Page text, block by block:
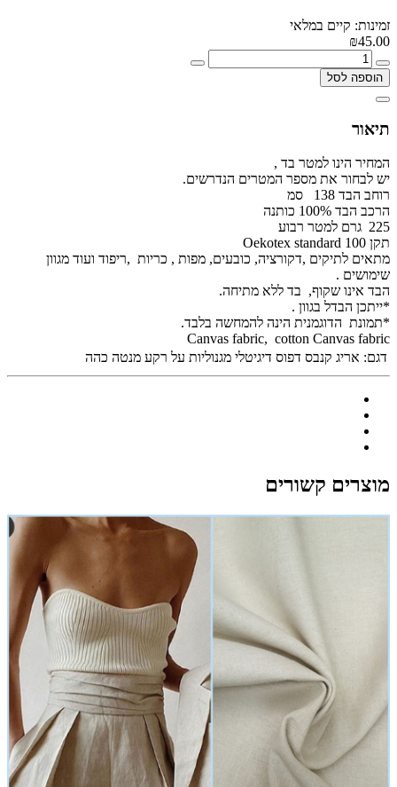
זמינות: קיים במלאי
₪45.00
הוספה לסל
תיאור
המחיר הינו למטר בד ,
יש לבחור את מספר המטרים הנדרשים.
רוחב הבד 138 סמ
הרכב הבד 100% כותנה
225 גרם למטר רבוע
תקן Oekotex standard 100
מתאים לתיקים ,דקורציה, כובעים, מפות , כריות ,ריפוד ועוד מגוון
שימושים .
הבד אינו שקוף, בד ללא מתיחה.
*ייתכן הבדל בגוון .
*תמונת הדוגמנית הינה להמחשה בלבד.
Canvas fabric, cotton Canvas fabric
דגם: אריג קנבס דפוס דיגיטלי מגנוליות על רקע מנטה כהה
מוצרים קשורים